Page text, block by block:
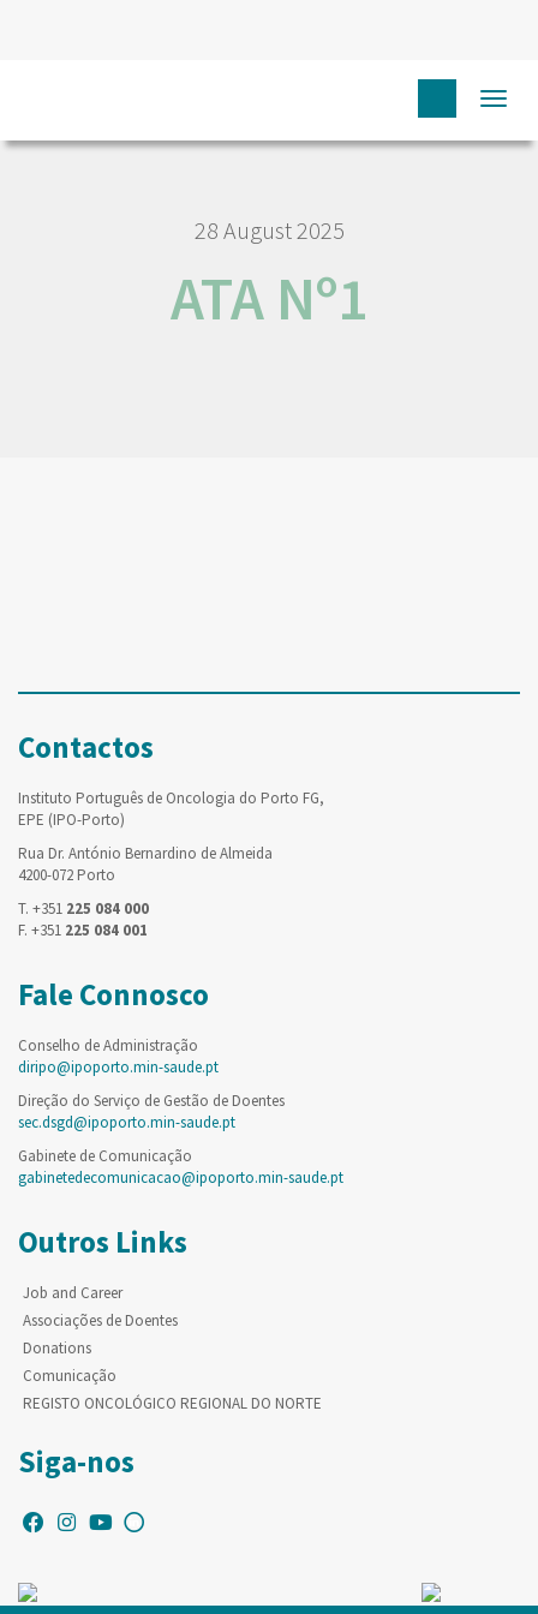
28 August 2025
ATA Nº1
Contactos
Instituto Português de Oncologia do Porto FG,
EPE (IPO-Porto)
Rua Dr. António Bernardino de Almeida
4200-072 Porto
T. +351 225 084 000
F. +351 225 084 001
Fale Connosco
Conselho de Administração
diripo@ipoporto.min-saude.pt
Direção do Serviço de Gestão de Doentes
sec.dsgd@ipoporto.min-saude.pt
Gabinete de Comunicação
gabinetedecomunicacao@ipoporto.min-saude.pt
Outros Links
Job and Career
Associações de Doentes
Donations
Comunicação
REGISTO ONCOLÓGICO REGIONAL DO NORTE
Siga-nos